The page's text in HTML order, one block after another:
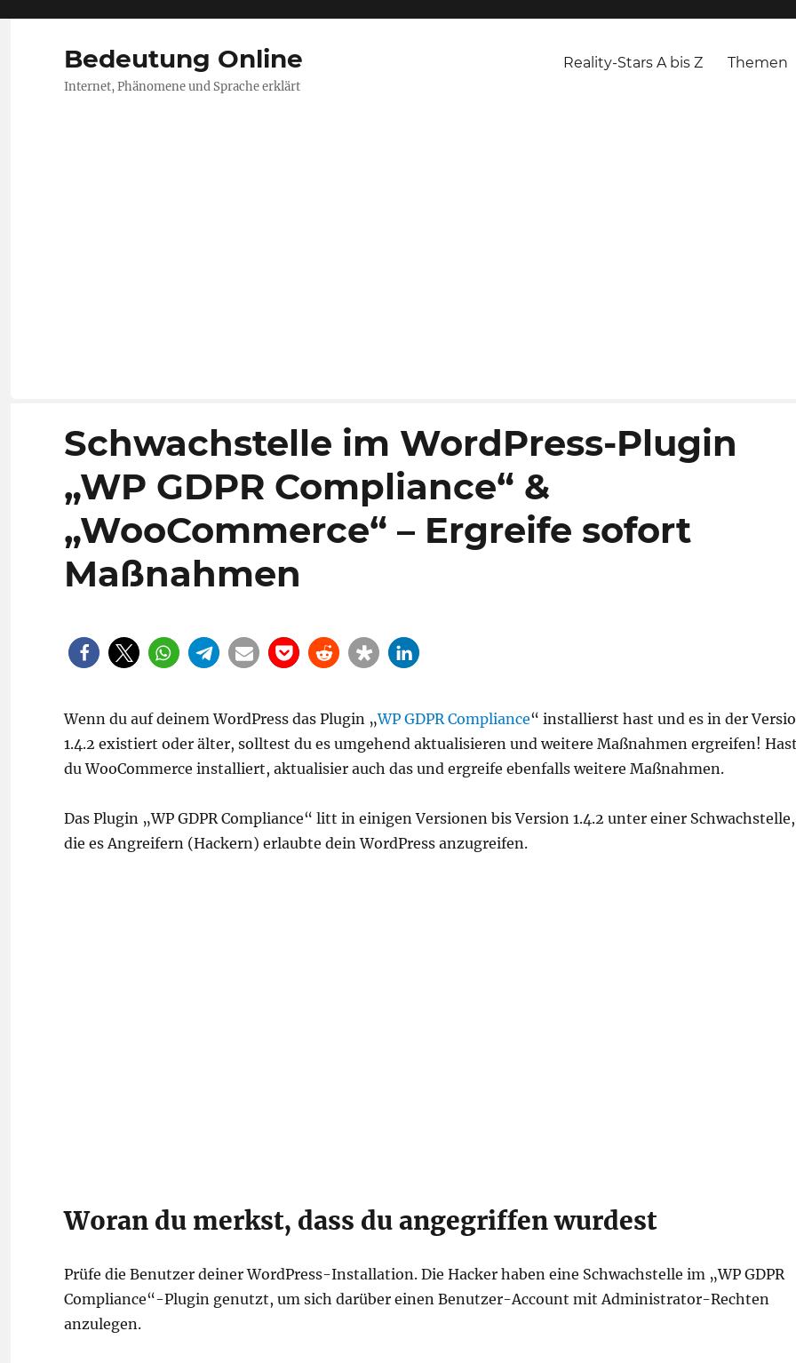
Bedeutung Online
Internet, Phänomene und Sprache erklärt
Reality-Stars A bis Z Themen
Schwachstelle im WordPress-Plugin
„WP GDPR Compliance“ &
„WooCommerce“ – Ergreife sofort
Maßnahmen
Wenn du auf deinem WordPress das Plugin „WP GDPR Compliance“ installierst hast und es in der
1.4.2 existiert oder älter, solltest du es umgehend aktualisieren und weitere Maßnahmen ergreifen!
du WooCommerce installiert, aktualisier auch das und ergreife ebenfalls weitere Maßnahmen.
Das Plugin „WP GDPR Compliance“ litt in einigen Versionen bis Version 1.4.2 unter einer Schwachstelle,
die es Angreifern (Hackern) erlaubte dein WordPress anzugreifen.
Woran du merkst, dass du angegriffen wurdest
Prüfe die Benutzer deiner WordPress-Installation. Die Hacker haben eine Schwachstelle im „WP GDPR
Compliance“-Plugin genutzt, um sich darüber einen Benutzer-Account mit Administrator-Rechten
anzulegen.